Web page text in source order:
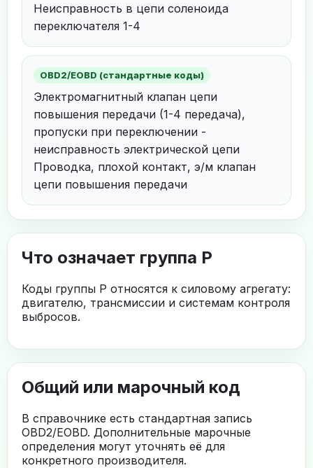
Неисправность в цепи соленоида
переключателя 1-4
OBD2/EOBD (стандартные коды)
Электромагнитный клапан цепи
повышения передачи (1-4 передача),
пропуски при переключении -
неисправность электрической цепи
Проводка, плохой контакт, э/м клапан
цепи повышения передачи
Что означает группа P
Коды группы P относятся к силовому агрегату:
двигателю, трансмиссии и системам контроля
выбросов.
Общий или марочный код
В справочнике есть стандартная запись
OBD2/EOBD. Дополнительные марочные
определения могут уточнять её для
конкретного производителя.